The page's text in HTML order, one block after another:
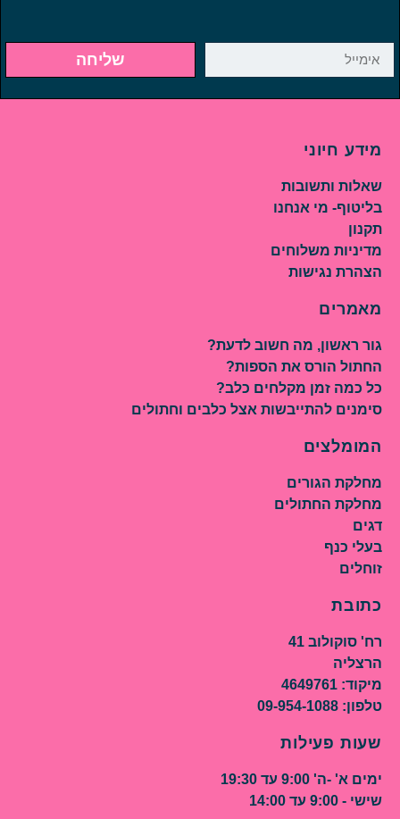
שליחה
מידע חיוני
שאלות ותשובות
בליטוף- מי אנחנו
תקנון
מדיניות משלוחים
הצהרת נגישות
מאמרים
גור ראשון, מה חשוב לדעת?
החתול הורס את הספות?
כל כמה זמן מקלחים כלב?
סימנים להתייבשות אצל כלבים וחתולים
המומלצים
מחלקת הגורים
מחלקת החתולים
דגים
בעלי כנף
זוחלים
כתובת
רח' סוקולוב 41
הרצליה
מיקוד: 4649761
טלפון: 09-954-1088
שעות פעילות
ימים א' -ה' 9:00 עד 19:30
שישי - 9:00 עד 14:00